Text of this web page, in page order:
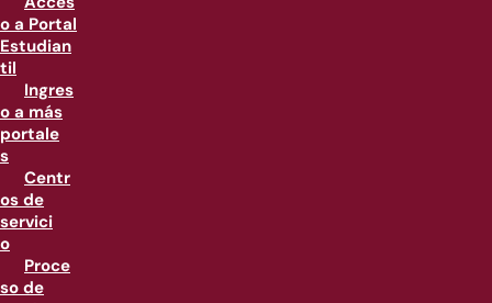
o a Portal
Estudian
til
Ingres
o a más
portale
s
Centr
os de
servici
o
Proce
so de